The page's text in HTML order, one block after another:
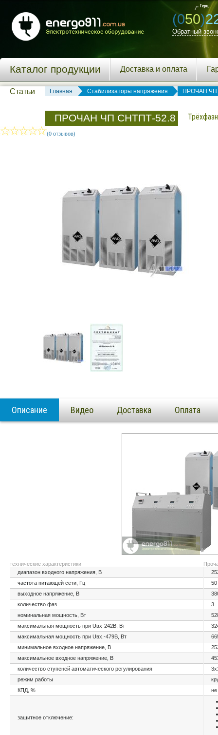
(050)
Обратный
Каталог продукции Доставка и оплата
Статьи Главная Стабилизаторы напряжения ПРОЧАН ЧП
ПРОЧАН ЧП СНТПТ-52.8
(0 отзывов)
Описание Видео Доставка Оплата
технические характеристики
диапазон входного напряжения, В
частота питающей сети, Гц
50
выходное напряжение, В
количество фаз
3
номинальная мощность, Вт
максимальная мощность при Uвх-242В, Вт
максимальная мощность при Uвх.-479В, Вт
минимальное входное напряжение, В
максимальное входное напряжение, В
количество ступеней автоматического регулирования
режим работы
КПД, %
защитное отключение: